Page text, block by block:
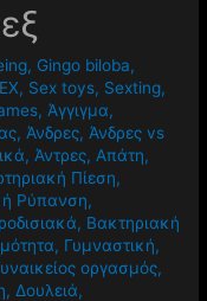
, Gingo biloba,
, Sex toys, Sexting,
, Άγγιγμα,
, Άνδρες, Άνδρες vs
, Άντρες, Απάτη,
Πίεση,
Ρύπανση,
, Βακτηριακή
, Γυμναστική,
οργασμός,
, Δουλειά,